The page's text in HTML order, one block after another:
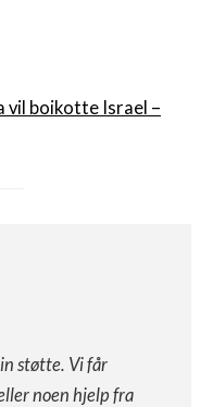
vil boikotte Israel –
støtte. Vi får
noen hjelp fra